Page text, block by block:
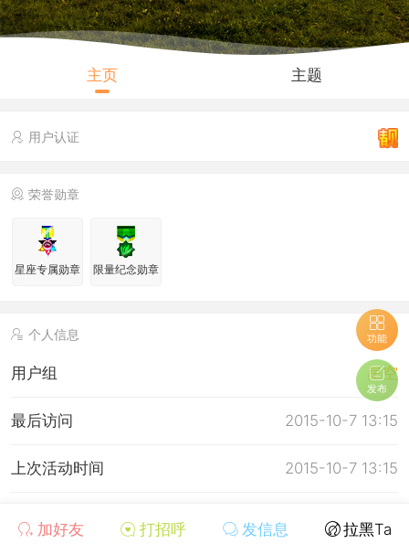
加好友 打招呼 发信息 拉黑Ta
说说 人气 积分
主页 主题
用户认证
荣誉勋章
星座专属勋章 限量纪念勋章
个人信息
用户组 星空
2015-10-7 13:15
最后访问
2015-10-7 13:15
上次活动时间
功能
发布